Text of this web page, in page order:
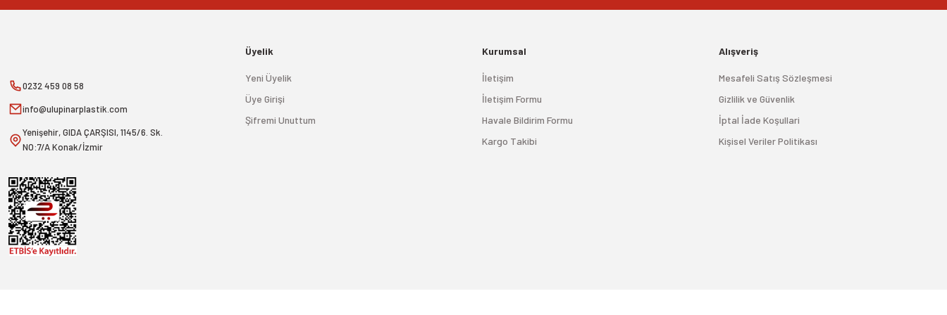
0232 459 08 58
info@ulupinarplastik.com
Yenişehir, GIDA ÇARŞISI, 1145/6. Sk.
NO:7/A Konak/İzmir
Üyelik
Yeni Üyelik
Üye Girişi
Şifremi Unuttum
Kurumsal
İletişim
İletişim Formu
Havale Bildirim Formu
Kargo Takibi
Alışveriş
Mesafeli Satış Sözleşmesi
Gizlilik ve Güvenlik
İptal İade Koşullari
Kişisel Veriler Politikası